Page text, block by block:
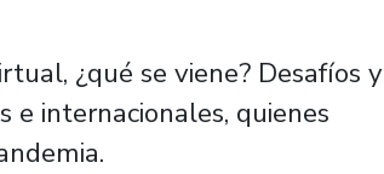
¿qué se viene? Desafíos y
e internacionales, quienes